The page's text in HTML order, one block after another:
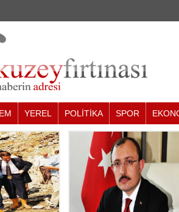
YEREL POLİTİKA SPOR